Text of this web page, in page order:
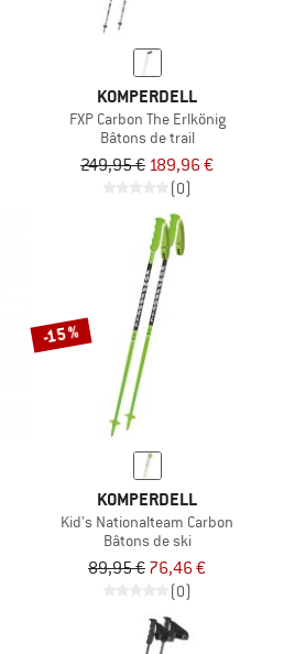
KOMPERDELL
FXP Carbon The Erlkönig
Bâtons de trail
249,95 € 189,96 €
(0)
-15 %
KOMPERDELL
Kid's Nationalteam Carbon
Bâtons de ski
89,95 € 76,46 €
(0)